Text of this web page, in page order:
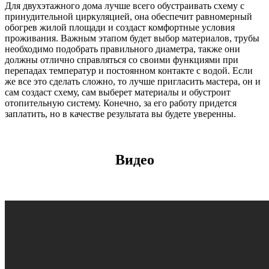
Для двухэтажного дома лучше всего обустраивать схему с
принудительной циркуляцией, она обеспечит равномерный
обогрев жилой площади и создаст комфортные условия
проживания. Важным этапом будет выбор материалов, трубы
необходимо подобрать правильного диаметра, также они
должны отлично справляться со своими функциями при
перепадах температур и постоянном контакте с водой. Если
же все это сделать сложно, то лучше пригласить мастера, он и
сам создаст схему, сам выберет материалы и обустроит
отопительную систему. Конечно, за его работу придется
заплатить, но в качестве результата вы будете уверенны.
Видео